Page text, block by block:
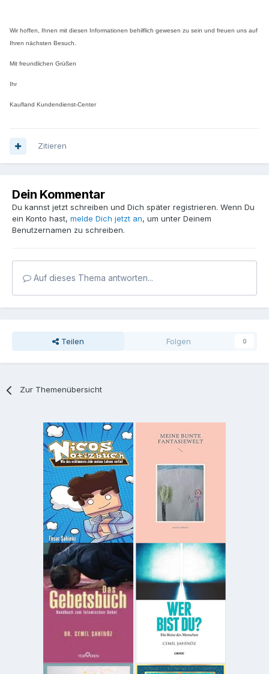
Wir hoffen, Ihnen mit diesen Informationen behilflich gewesen zu sein und freuen uns auf
Ihren nächsten Besuch.
Mit freundlichen Grüßen
Ihr
Kaufland Kundendienst-Center
Zitieren
Dein Kommentar
Du kannst jetzt schreiben und Dich später registrieren. Wenn Du
ein Konto hast, melde Dich jetzt an, um unter Deinem
Benutzernamen zu schreiben.
Auf dieses Thema antworten...
Teilen Folgen 0
Zur Themenübersicht